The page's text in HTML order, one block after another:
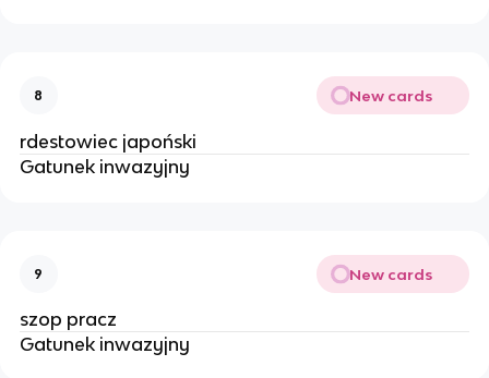
8 New cards
rdestowiec japoński
Gatunek inwazyjny
9 New cards
szop pracz
Gatunek inwazyjny